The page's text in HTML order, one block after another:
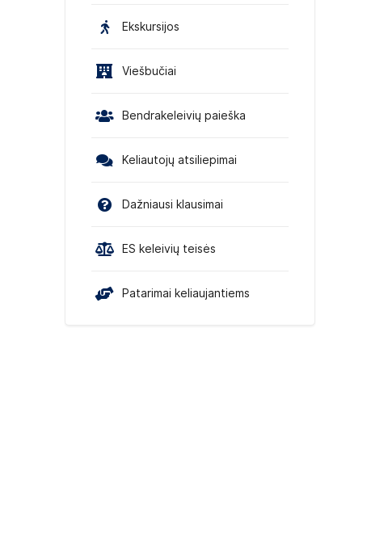
Ekskursijos
Viešbučiai
Bendrakeleivių paieška
Keliautojų atsiliepimai
Dažniausi klausimai
ES keleivių teisės
Patarimai keliaujantiems